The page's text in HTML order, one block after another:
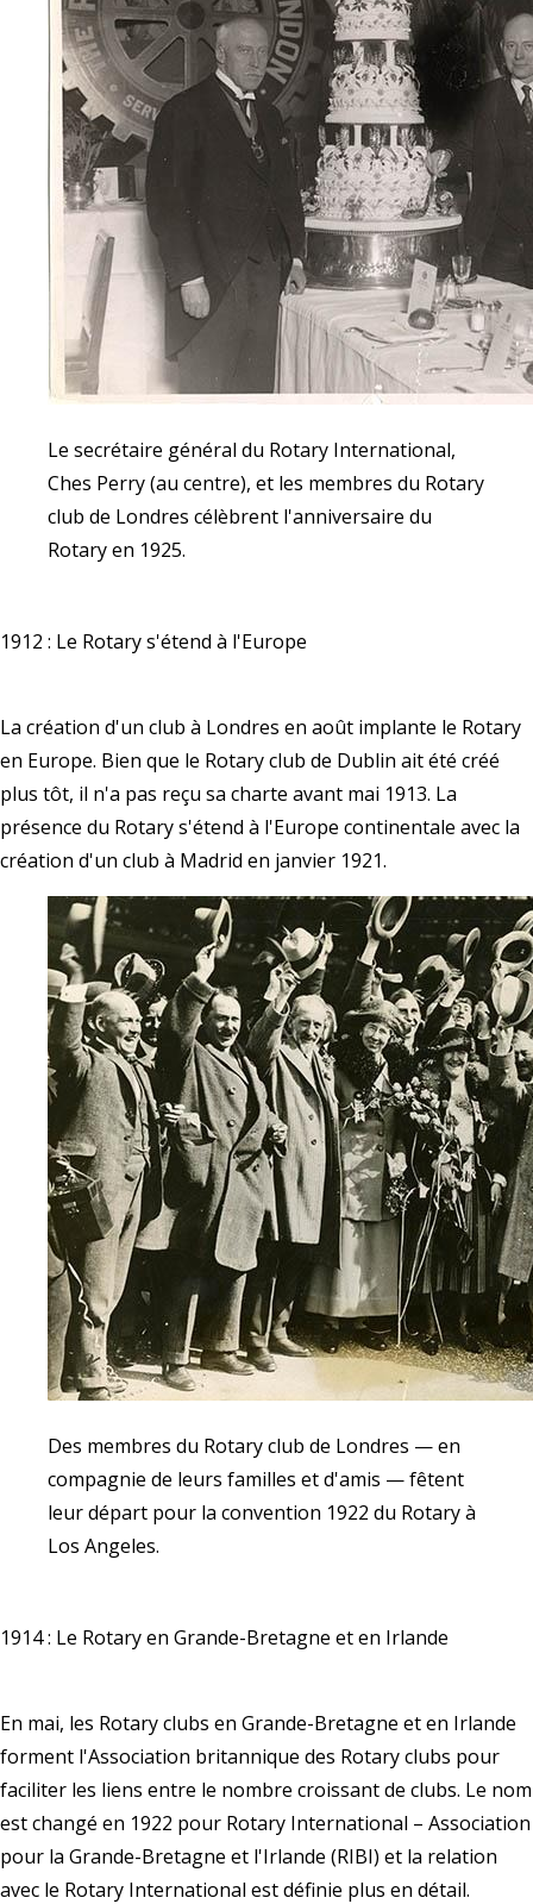
Le secrétaire général du Rotary International,
Ches Perry (au centre), et les membres du Rotary
club de Londres célèbrent l'anniversaire du
Rotary en 1925.
1912 : Le Rotary s'étend à l'Europe
La création d'un club à Londres en août implante le Rotary
en Europe. Bien que le Rotary club de Dublin ait été créé
plus tôt, il n'a pas reçu sa charte avant mai 1913. La
présence du Rotary s'étend à l'Europe continentale avec la
création d'un club à Madrid en janvier 1921.
Des membres du Rotary club de Londres — en
compagnie de leurs familles et d'amis — fêtent
leur départ pour la convention 1922 du Rotary à
Los Angeles.
1914 : Le Rotary en Grande-Bretagne et en Irlande
En mai, les Rotary clubs en Grande-Bretagne et en Irlande
forment l'Association britannique des Rotary clubs pour
faciliter les liens entre le nombre croissant de clubs. Le nom
est changé en 1922 pour Rotary International – Association
pour la Grande-Bretagne et l'Irlande (RIBI) et la relation
avec le Rotary International est définie plus en détail.